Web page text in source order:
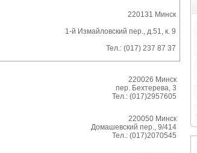
220131 Минск
1-й Измайловский пер., д.51, к. 9
Тел.: (017) 237 87 37
220026 Минск
пер. Бехтерева, 3
Тел.: (017)2957605
220050 Минск
Домашевский пер., 9/414
Тел.: (017)2070545